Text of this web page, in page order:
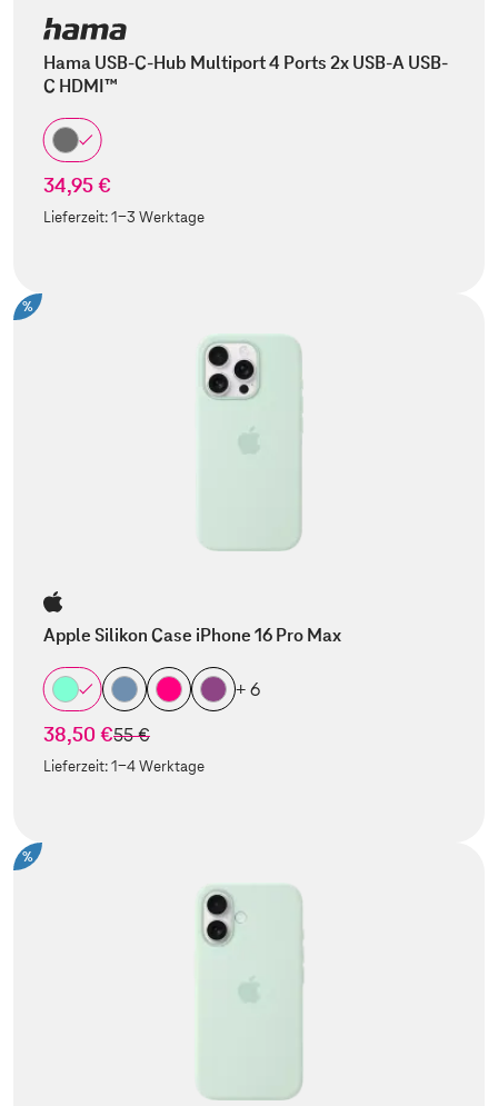
Hama USB-C-Hub Multiport 4 Ports 2x USB-A USB-
C HDMI™
34,95 €
Lieferzeit:1-3 Werktage
%
Apple Silikon Case iPhone 16 Pro Max
+ 6
38,50 €statt
55 €
Lieferzeit:1-4 Werktage
%